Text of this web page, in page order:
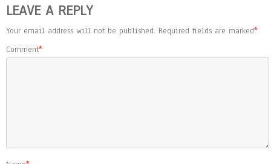
LEAVE A REPLY
Your email address will not be published. Required fields are marked*
Comment*